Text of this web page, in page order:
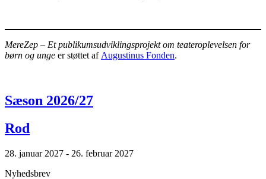
MereZep – Et publikumsudviklingsprojekt om teateroplevelsen for
børn og unge er støttet af Augustinus Fonden.
Sæson 2026/27
Rod
28. januar 2027 - 26. februar 2027
Nyhedsbrev